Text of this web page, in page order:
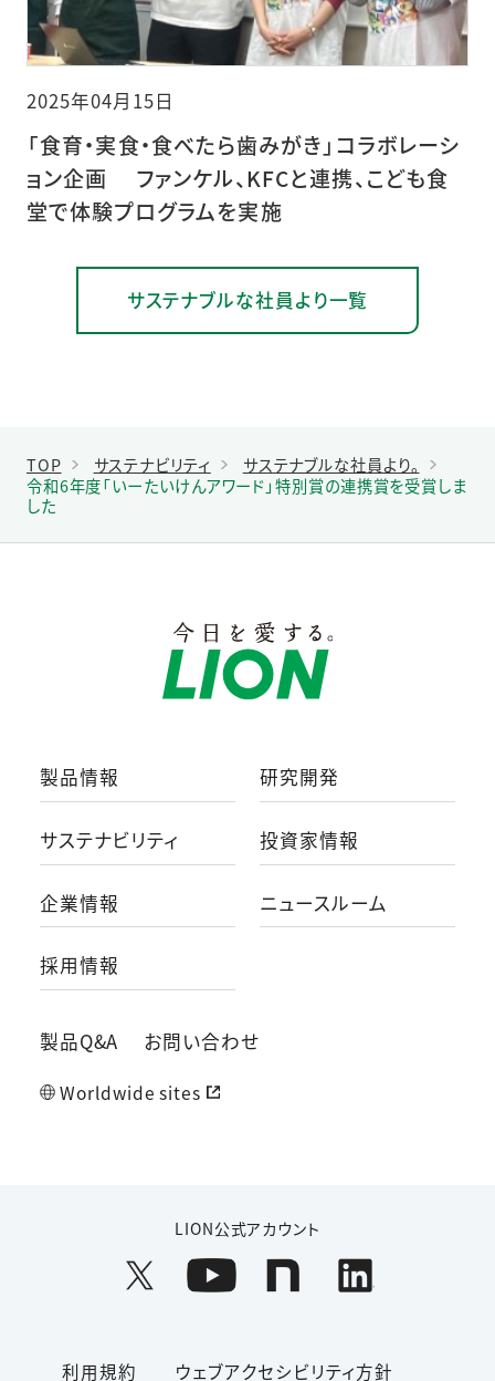
2025年04月15日
「食育・実食・食べたら歯みがき」コラボレーシ
ョン企画 ファンケル、KFCと連携、こども食
堂で体験プログラムを実施
サステナブルな社員より一覧
TOP サステナビリティ
サステナブルな社員より。
令和6年度「いーたいけんアワード」特別賞の連携賞を受賞しま
した
製品情報 研究開発
サステナビリティ 投資家情報
企業情報 ニュースルーム
採用情報
製品Q&A お問い合わせ
Worldwide sites
LION公式アカウント
利用規約 ウェブアクセシビリティ方針